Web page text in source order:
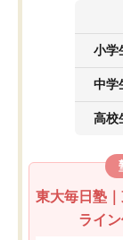
小学
中学
高校
東大毎日塾
ライ